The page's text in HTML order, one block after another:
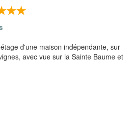
d'une maison indépendante, sur
avec vue sur la Sainte Baume et